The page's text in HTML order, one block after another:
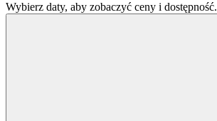
Wybierz daty, aby zobaczyć ceny i dostępność.